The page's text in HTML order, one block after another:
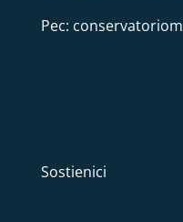
Pec:
Sostienici